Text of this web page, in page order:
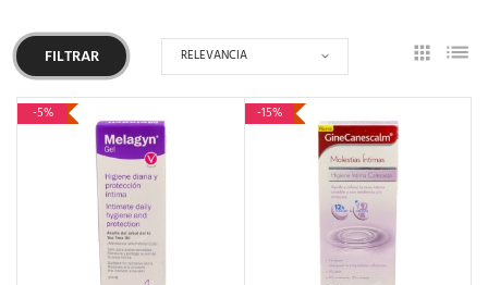
FILTRAR RELEVANCIA
-5% -15%